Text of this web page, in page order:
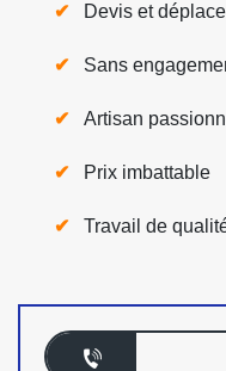
Devis et
Sans
Artisan
Prix imbattable
Travail de